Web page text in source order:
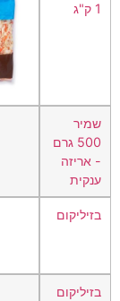
1 ק"ג
שמיר
500 גרם
- אריזה
ענקית
בזיליקום
בזיליקום